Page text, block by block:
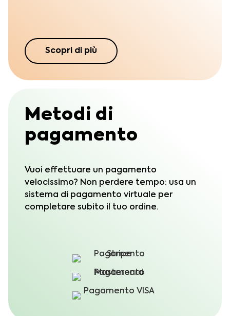
Scopri di più
Metodi di
pagamento
Vuoi effettuare un pagamento
velocissimo? Non perdere tempo: usa un
sistema di pagamento virtuale per
completare subito il tuo ordine.